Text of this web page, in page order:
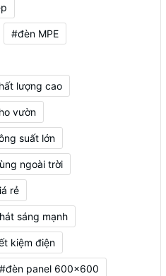
#đèn MPE
lượng cao
vườn
suất lớn
ngoài trời
rẻ
sáng mạnh
kiệm điện
#đèn panel 600x600